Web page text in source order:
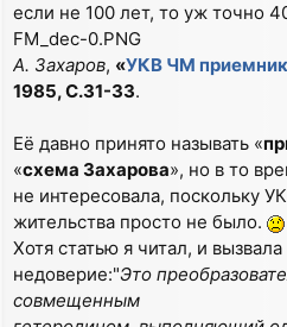
если не 100 лет, то уж точно
FM_dec-0.PNG
А. Захаров, «УКВ ЧМ
1985, С.31-33.
Её давно принято называть «
«схема Захарова», но в то
не интересовала, поскольку
жительства просто не было.
Хотя статью я читал, и
недоверие:"Это
совмещенным